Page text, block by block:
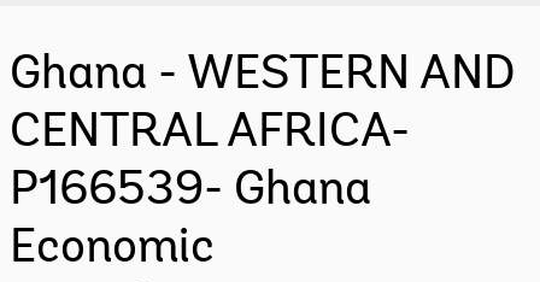
Ghana - WESTERN AND
CENTRAL AFRICA-
P166539- Ghana
Economic